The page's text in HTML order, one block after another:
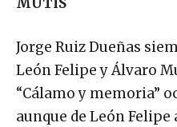
Jorge Ruiz Dueñas
León Felipe y Álvaro
“Cálamo y memoria”
aunque de León